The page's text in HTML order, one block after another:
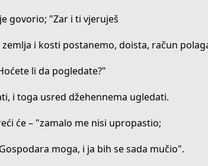
govorio; "Zar i ti vjeruješ
i kosti postanemo, doista, račun
li da pogledate?"
i toga usred džehennema ugledati.
će – "zamalo me nisi upropastio;
moga, i ja bih se sada mučio".